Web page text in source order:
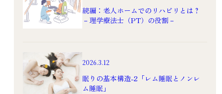
続編：老人ホームでのリハビリとは？
－理学療法士（PT）の役割－
2026.3.12
眠りの基本構造-2「レム睡眠とノンレ
ム睡眠」